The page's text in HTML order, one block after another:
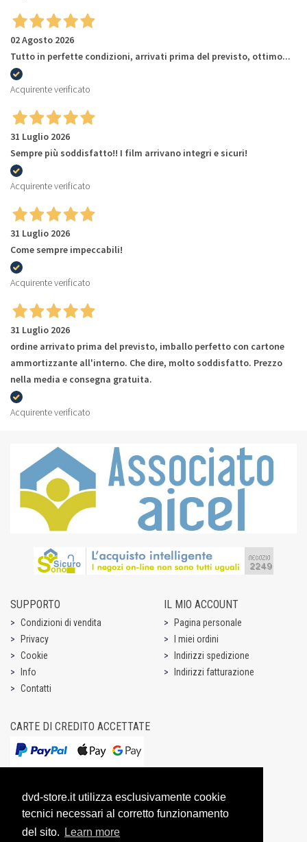
dvd-store.it utilizza esclusivamente cookie
tecnici necessari al corretto funzionamento
del sito.
Learn more
02 Agosto 2026
Tutto in perfette condizioni, arrivati prima del previsto, ottimo...
Acquirente verificato
31 Luglio 2026
Sempre più soddisfatto!! I film arrivano integri e sicuri!
Acquirente verificato
31 Luglio 2026
Come sempre impeccabili!
Acquirente verificato
31 Luglio 2026
ordine arrivato prima del previsto, imballo perfetto con cartone
ammortizzante all'interno. Che dire, molto soddisfatto. Prezzo
nella media e consegna gratuita.
Acquirente verificato
SUPPORTO
Condizioni di vendita
Privacy
Cookie
Info
Contatti
IL MIO ACCOUNT
Pagina personale
I miei ordini
Indirizzi spedizione
Indirizzi fatturazione
CARTE DI CREDITO ACCETTATE